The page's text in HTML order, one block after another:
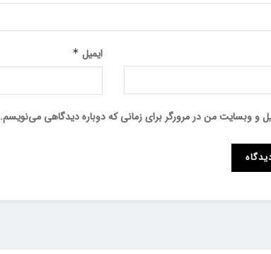
ایمیل *
و وبسایت من در مرورگر برای زمانی که دوباره دیدگاهی می‌نویسم.